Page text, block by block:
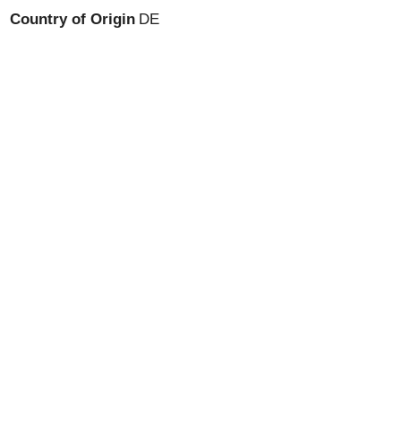
Country of Origin DE